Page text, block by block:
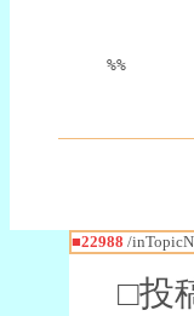
%%
■22988 /
□投